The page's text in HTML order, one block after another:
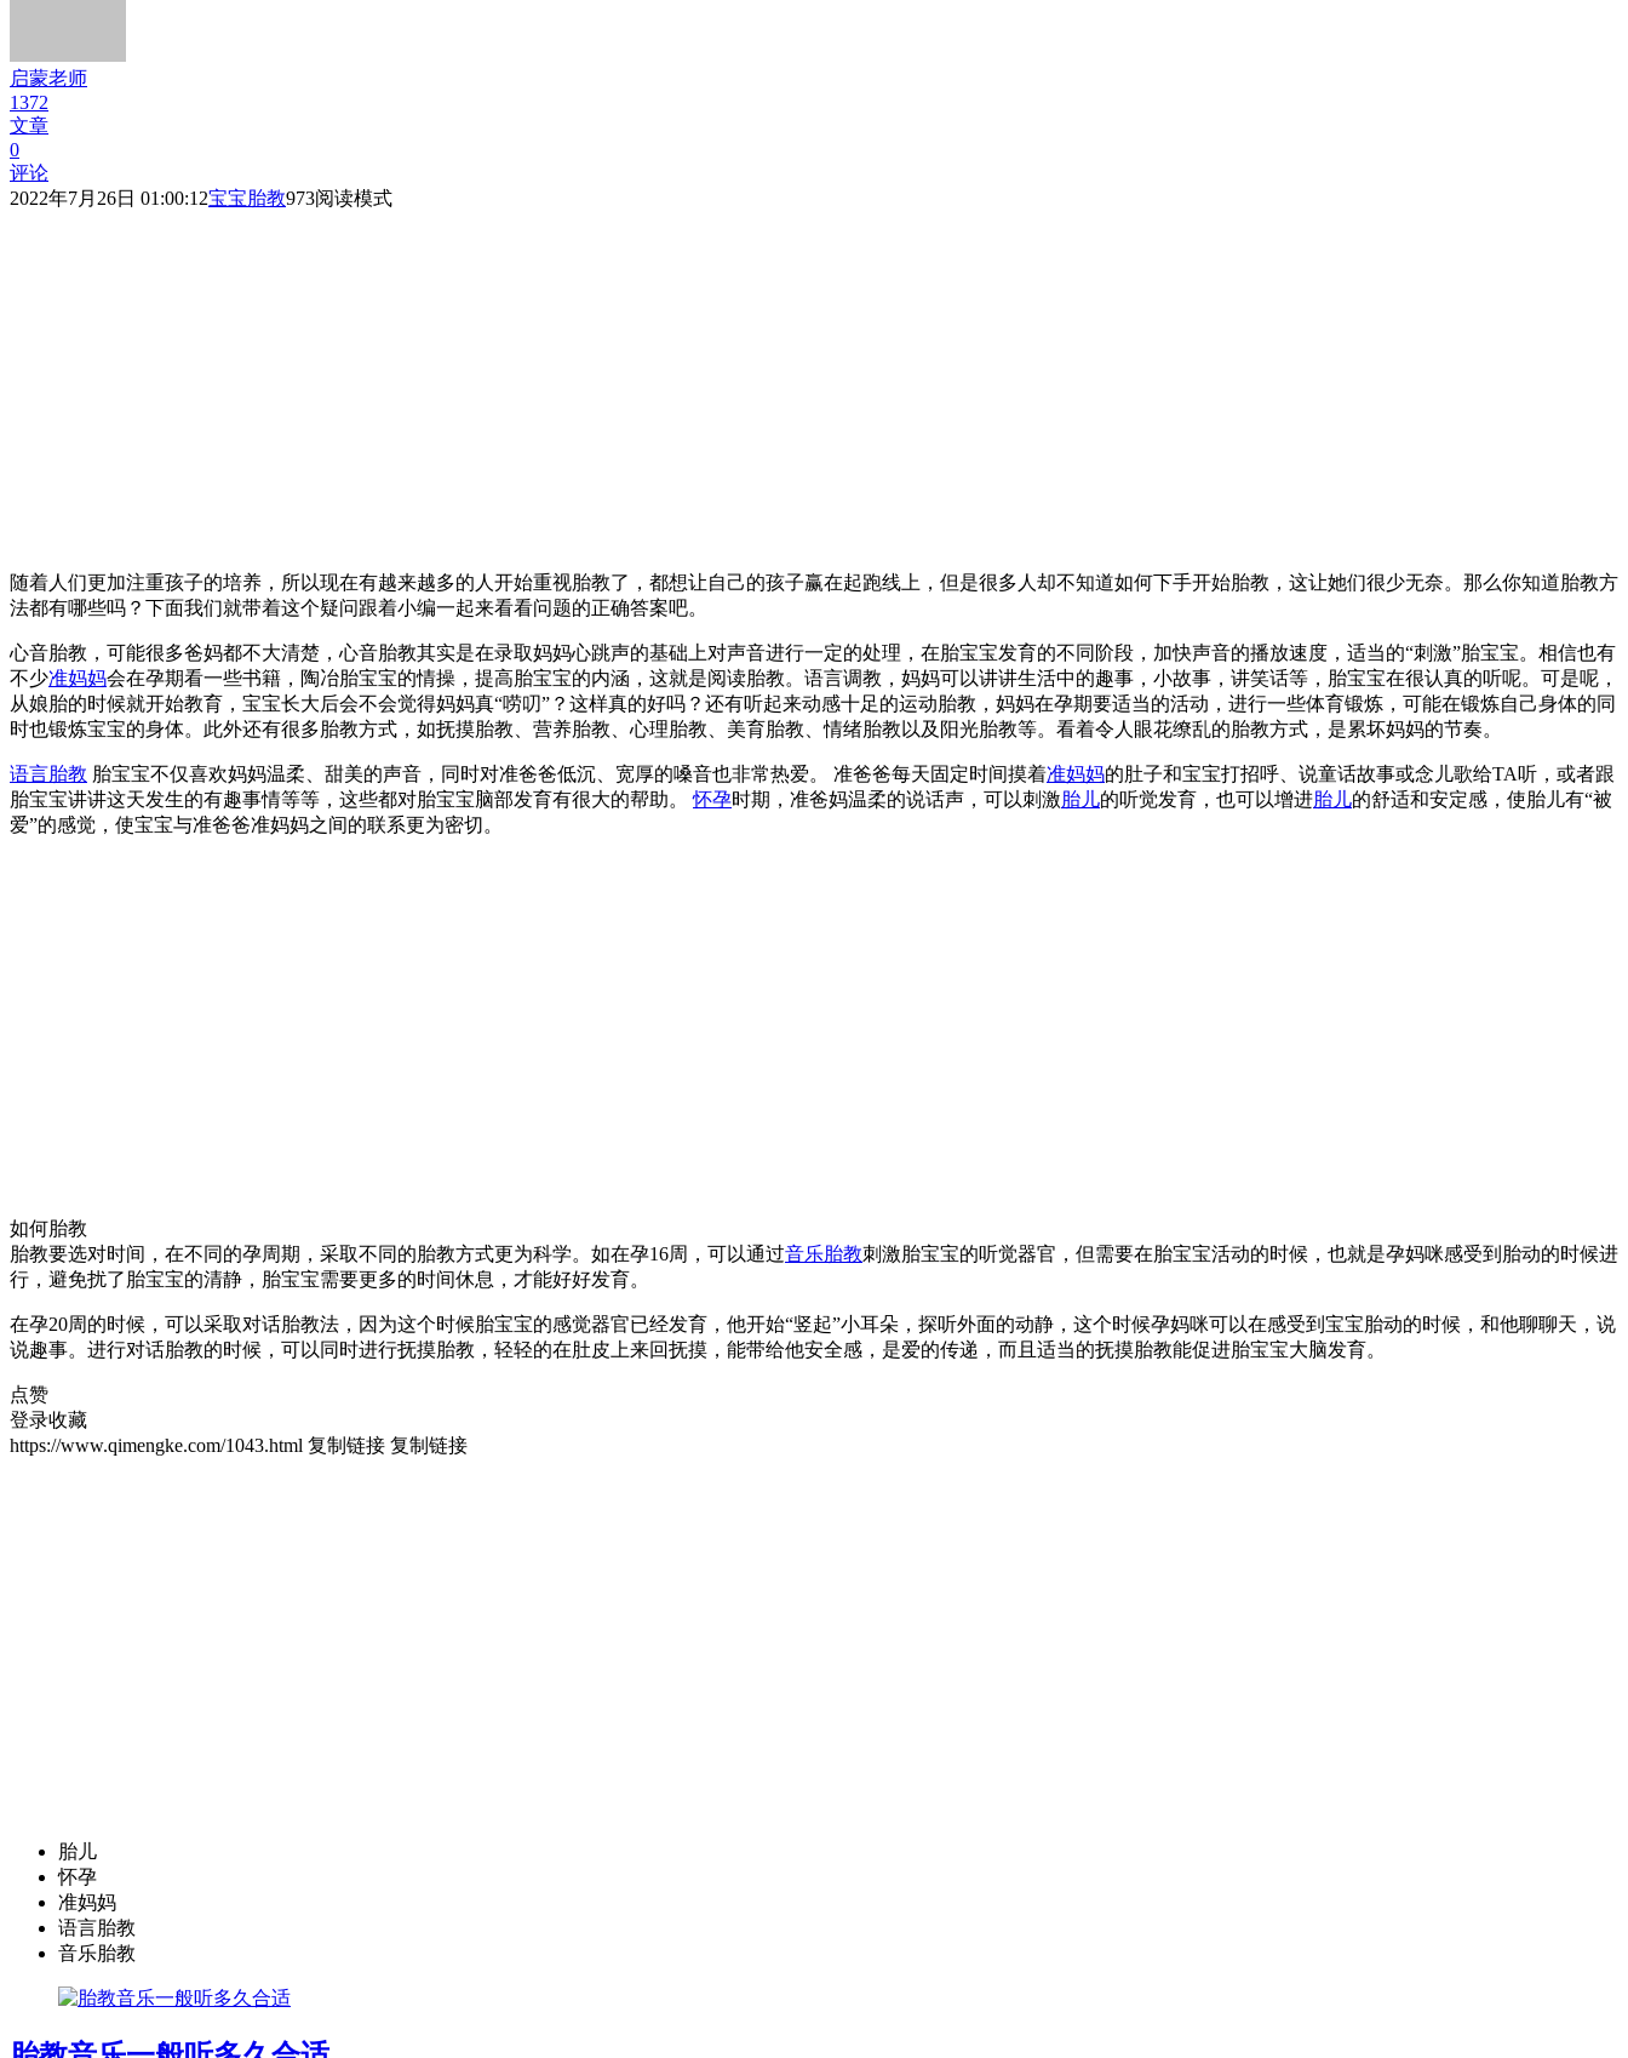
启蒙老师
1372
文章
0
评论
2022年7月26日 01:00:12宝宝胎教973阅读模式
随着人们更加注重孩子的培养，所以现在有越来越多的人开始重视胎教了，都想让自己的孩子赢在起跑线上，但是很多人却不知道如何下手开始胎教，这让她们很少无奈。那么你知道胎教方
法都有哪些吗？下面我们就带着这个疑问跟着小编一起来看看问题的正确答案吧。
心音胎教，可能很多爸妈都不大清楚，心音胎教其实是在录取妈妈心跳声的基础上对声音进行一定的处理，在胎宝宝发育的不同阶段，加快声音的播放速度，适当的“刺激”胎宝宝。相信也有
不少准妈妈会在孕期看一些书籍，陶冶胎宝宝的情操，提高胎宝宝的内涵，这就是阅读胎教。语言调教，妈妈可以讲讲生活中的趣事，小故事，讲笑话等，胎宝宝在很认真的听呢。可是呢，
从娘胎的时候就开始教育，宝宝长大后会不会觉得妈妈真“唠叨”？这样真的好吗？还有听起来动感十足的运动胎教，妈妈在孕期要适当的活动，进行一些体育锻炼，可能在锻炼自己身体的同
时也锻炼宝宝的身体。此外还有很多胎教方式，如抚摸胎教、营养胎教、心理胎教、美育胎教、情绪胎教以及阳光胎教等。看着令人眼花缭乱的胎教方式，是累坏妈妈的节奏。
语言胎教 胎宝宝不仅喜欢妈妈温柔、甜美的声音，同时对准爸爸低沉、宽厚的嗓音也非常热爱。 准爸爸每天固定时间摸着准妈妈的肚子和宝宝打招呼、说童话故事或念儿歌给TA听，或者跟
胎宝宝讲讲这天发生的有趣事情等等，这些都对胎宝宝脑部发育有很大的帮助。怀孕时期，准爸妈温柔的说话声，可以刺激胎儿的听觉发育，也可以增进胎儿的舒适和安定感，使胎儿有“被
爱”的感觉，使宝宝与准爸爸准妈妈之间的联系更为密切。
如何胎教
胎教要选对时间，在不同的孕周期，采取不同的胎教方式更为科学。如在孕16周，可以通过音乐胎教刺激胎宝宝的听觉器官，但需要在胎宝宝活动的时候，也就是孕妈咪感受到胎动的时候进
行，避免扰了胎宝宝的清静，胎宝宝需要更多的时间休息，才能好好发育。
在孕20周的时候，可以采取对话胎教法，因为这个时候胎宝宝的感觉器官已经发育，他开始“竖起”小耳朵，探听外面的动静，这个时候孕妈咪可以在感受到宝宝胎动的时候，和他聊聊天，说
说趣事。进行对话胎教的时候，可以同时进行抚摸胎教，轻轻的在肚皮上来回抚摸，能带给他安全感，是爱的传递，而且适当的抚摸胎教能促进胎宝宝大脑发育。
点赞
登录收藏
https://www.qimengke.com/1043.html 复制链接 复制链接
胎儿
怀孕
准妈妈
语言胎教
音乐胎教